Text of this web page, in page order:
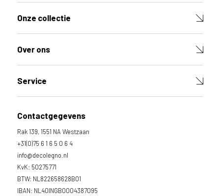
Onze collectie
Over ons
Service
Contactgegevens
Rak 139, 1551 NA Westzaan
+31(0)75 6 1 6 5 0 6 4
info@decolegno.nl
KvK: 50275771
BTW: NL822658628B01
IBAN: NL40INGB0004387095